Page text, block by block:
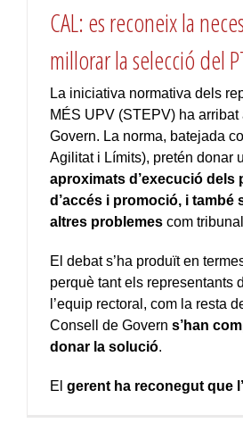
CAL: es reconeix la
millorar la selecció del
La iniciativa normativa dels
MÉS UPV (STEPV) ha
Govern. La norma, batejada
Agilitat i Límits), pretén donar
aproximats d’execució dels
d’accés i promoció, i també
altres problemes com
El debat s’ha produït en
perquè tant els representants
l’equip rectoral, com la resta
Consell de Govern s’han
donar la solució.
El gerent ha reconegut que